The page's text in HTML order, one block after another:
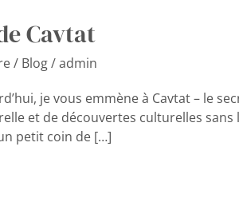
Cavtat
/ Blog/admin
je vous emmène à Cavtat – le
et de découvertes culturelles
petit coin de […]